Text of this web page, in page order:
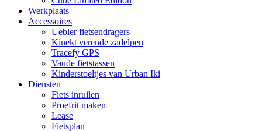
Werkplaats
Accessoires
Uebler fietsendragers
Kinekt verende zadelpen
Tracefy GPS
Vaude fietstassen
Kinderstoeltjes van Urban Iki
Diensten
Fiets inruilen
Proefrit maken
Lease
Fietsplan